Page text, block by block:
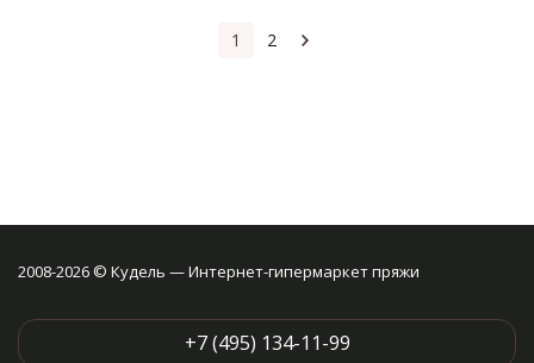
1 2
2008-2026 © Кудель — Интернет-гипермаркет пряжи
+7 (495) 134-11-99